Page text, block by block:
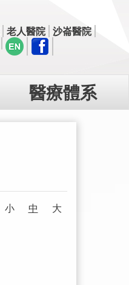
老人醫院 沙崙醫院
醫療體系
小 中
大